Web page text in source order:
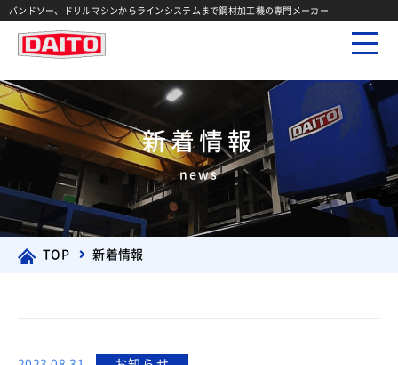
バンドソー、ドリルマシンからラインシステムまで鋼材加工機の専門メーカー
新着情報
news
TOP 新着情報